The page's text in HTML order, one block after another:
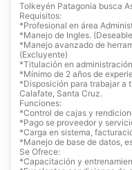
Tolkeyén Patagonia busca
Requisitos:
*Profesional en área
*Manejo de Ingles.
*Manejo avanzado de
(Excluyente)
*Titulación en
*Mínimo de 2 años de
*Disposición para trabajar a
Calafate, Santa Cruz.
Funciones:
*Control de cajas y
*Pago se proveedor y
*Carga en sistema,
*Manejo de base de datos,
Se Ofrece:
*Capacitación y